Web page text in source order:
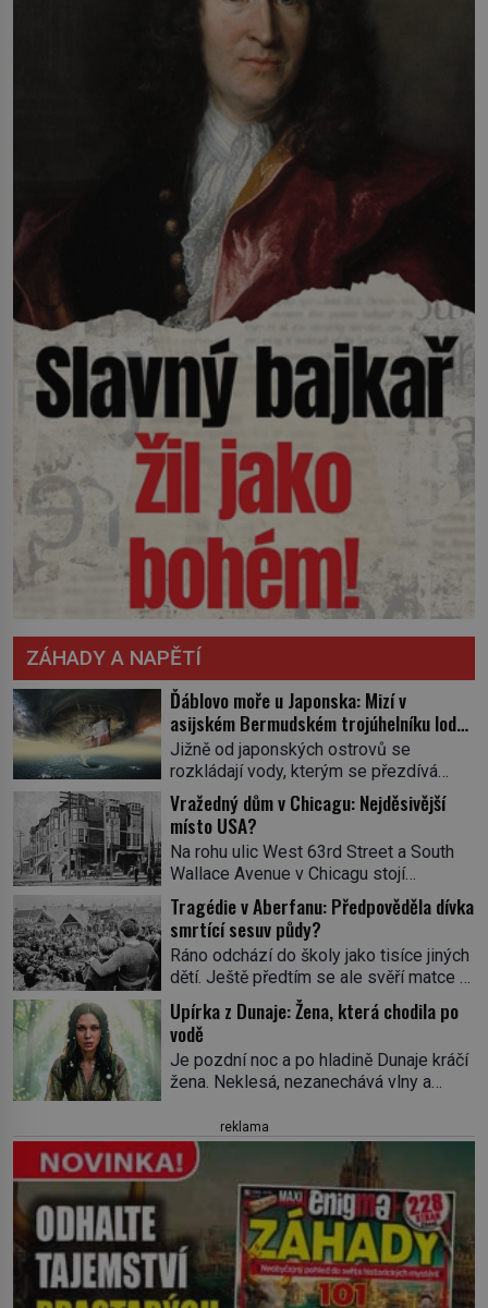
ZÁHADY A NAPĚTÍ
Ďáblovo moře u Japonska: Mizí v
asijském Bermudském trojúhelníku lodě
ve spárech neznámé síly?
Jižně od japonských ostrovů se
rozkládají vody, kterým se přezdívá
Ďáblovo moře. Vypráví se o lodích
mizejících beze stopy, podivných
světlech, zrádných proudech i mořských
dracích, kteří měli tyto končiny střežit už
v dávných legendách. Je tichomořský
Dračí trojúhelník skutečně prokletým
místem, nebo se zde jen nebezpečná
příroda proměnila v jednu z
nejpůsobivějších námořních záhad? […]
Vražedný dům v Chicagu: Nejděsivější
místo USA?
Na rohu ulic West 63rd Street a South
Wallace Avenue v Chicagu stojí
nenápadná pošta. Nemá žádný speciální
nápis ani pamětní desku. A přesto prý
místní zaměstnanci neradi chodí do
sklepa. Právě tady totiž sídlil sériový
vrah H. H. Holmes a také
nejpropracovanější past na lidi
v dějinách americké kriminalistiky.
Herman Webster Mudgett (1861–1896)
přijíždí […]
Tragédie v Aberfanu: Předpověděla dívka
smrtící sesuv půdy?
Ráno odchází do školy jako tisíce jiných
dětí. Ještě předtím se ale svěří matce s
podivným snem. Ve škole, kterou dobře
zná, tentokrát nevidí budovu ani
spolužáky. Místo nich se před ní tyčí
cosi temného. O několik hodin později je
mrtvá. Mohla devítiletá Zahlédla vlastní
vesnice Aberfan […]
Upírka z Dunaje: Žena, která chodila po
vodě
Je pozdní noc a po hladině Dunaje kráčí
žena. Neklesá, nezanechává vlny a
pod ní byla dlažbou. Muž, který ji z
břehu pozoruje, ji údajně poznává, jenže
Ruža Vlajna má být v tu chvíli mrtvá celé
století. Vesnice Kisiljevo v
severovýchodním Srbsku má s upíry
nevyřízené účty. […]
reklama